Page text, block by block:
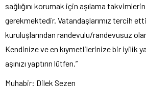
sağlığını korumak için aşılama
gerekmektedir. Vatandaşlarımız tercih
kuruluşlarından randevulu/randevusuz
Kendinize ve en kıymetlilerinize bir iyilik
aşınızı yaptırın lütfen.”
Muhabir: Dilek Sezen